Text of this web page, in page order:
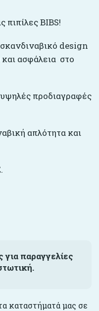
πιπίλες BIBS!
design
ασφάλεια στο
προδιαγραφές
απλότητα και
παραγγελίες
καταστήματά μας σε